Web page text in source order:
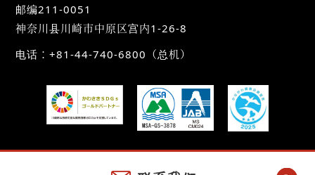
邮编211-0051
神奈川县川崎市中原区宫内1-26-8
电话：+81-44-740-6800（总机）
Copyright(C) SANWA CREATION CO.,LTD. All rights Reserved.